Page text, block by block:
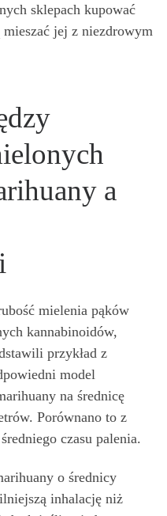
sklepach kupować
jej z niezdrowym
a
mielenia pąków
kannabinoidów,
przykład z
model
na średnicę
Porównano to z
czasu palenia.
o średnicy
inhalację niż